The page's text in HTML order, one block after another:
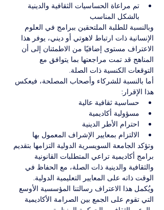
تم مراعاة الحساسيات الثقافية والدينية
بالشكل المناسب
وبالنسبة للطلبة الملتحقين ببرامج في العلوم
الإنسانية ذات ارتباط لاهوتي أو ديني، يوفر هذا
الاعتراف مستوى إضافيًا من الاطمئنان إلى أن
المناهج قد تمت مراجعتها بما يتوافق مع
التوقعات الكنسية ذات الصلة.
أما بالنسبة للشركاء وأصحاب المصلحة، فيعكس
هذا الإقرار:
حساسية ثقافية عالية
مسؤولية أكاديمية
احترام الأطر الدينية
الالتزام بمعايير الإشراف المعمول بها
وتؤكد الجامعة السويسرية الدولية التزامها بتقديم
برامج أكاديمية تراعي المتطلبات القانونية
والثقافية والدينية ذات الصلة، مع الحفاظ في
الوقت ذاته على المعايير التعليمية الدولية.
ويُكمل هذا الاعتراف رسالتنا المؤسسية الأوسع
التي تقوم على الجمع بين الصرامة الأكاديمية